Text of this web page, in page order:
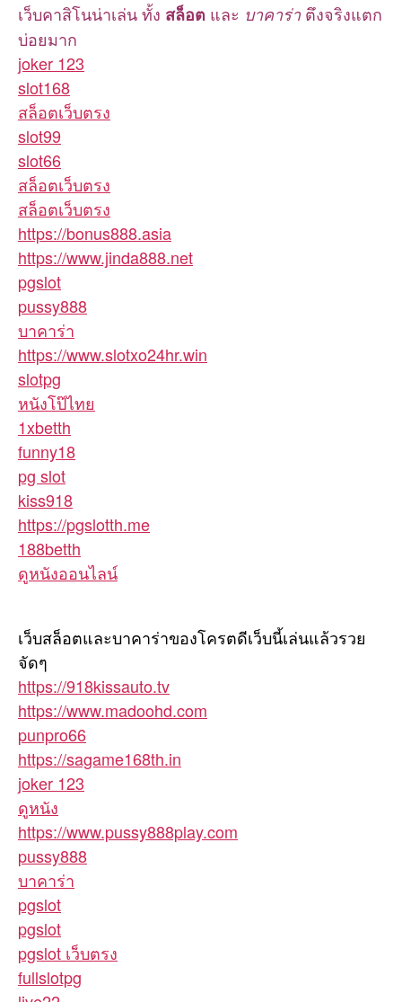
เว็บคาสิโนน่าเล่น ทั้ง สล็อต และ บาคาร่าตึงจริงแตก
บ่อยมาก
joker 123
slot168
สล็อตเว็บตรง
slot99
slot66
สล็อตเว็บตรง
สล็อตเว็บตรง
https://bonus888.asia
https://www.jinda888.net
pgslot
pussy888
บาคาร่า
https://www.slotxo24hr.win
slotpg
หนังโป๊ไทย
1xbetth
funny18
pg slot
kiss918
https://pgslotth.me
188betth
ดูหนังออนไลน์
เว็บสล็อตและบาคาร่าของโครตดีเว็บนี้เล่นแล้วรวย
จัดๆ
https://918kissauto.tv
https://www.madoohd.com
punpro66
https://sagame168th.in
joker 123
ดูหนัง
https://www.pussy888play.com
pussy888
บาคาร่า
pgslot
pgslot
pgslot เว็บตรง
fullslotpg